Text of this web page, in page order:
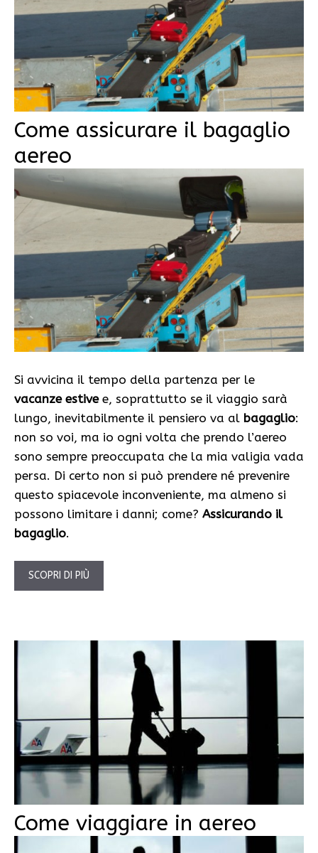
Come assicurare il bagaglio
aereo
Si avvicina il tempo della partenza per le
vacanze estivee, soprattutto se il viaggio sarà
lungo, inevitabilmente il pensiero va al bagaglio:
non so voi, ma io ogni volta che prendo l’aereo
sono sempre preoccupata che la mia valigia vada
persa. Di certo non si può prendere né prevenire
questo spiacevole inconveniente, ma almeno si
possono limitare i danni; come? Assicurando il
bagaglio.
SCOPRI DI PIÙ
Come viaggiare in aereo